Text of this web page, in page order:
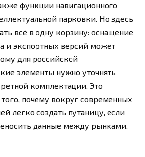
функции навигационного
парковки. Но здесь
всё в одну корзину: оснащение
и экспортных версий может
для российской
элементы нужно уточнять
комплектации. Это
почему вокруг современных
легко создать путаницу, если
данные между рынками.